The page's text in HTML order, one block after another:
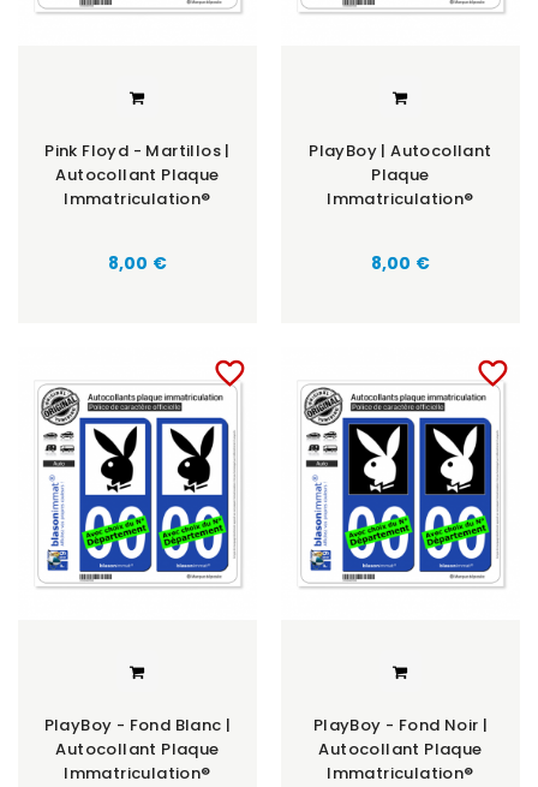
Pink Floyd - Martillos |
Autocollant Plaque
Immatriculation®
8,00 €
PlayBoy | Autocollant
Plaque
Immatriculation®
8,00 €
favorite_border
PlayBoy - Fond Blanc |
Autocollant Plaque
Immatriculation®
favorite_border
PlayBoy - Fond Noir |
Autocollant Plaque
Immatriculation®